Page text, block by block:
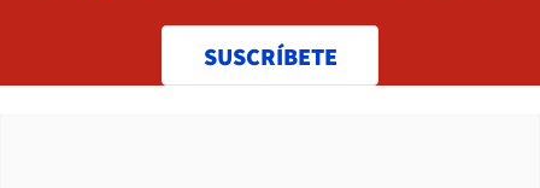
SUSCRÍBETE